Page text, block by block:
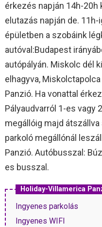
érkezés napján 14h-20h
elutazás napján de.
épületben a szobáink
autóval:Budapest
autópályán. Miskolc dél
elhagyva,
Panzió. Ha vonattal
Pályaudvarról 1-es vagy
megállóig majd
parkoló megállónál
Panzió. Autóbusszal:
es busszal.
Holiday-Villamerica
Ingyenes parkolás
Ingyenes WIFI